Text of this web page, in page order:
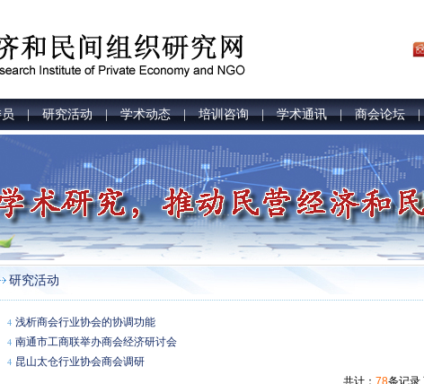
|研究活动|学术动态|培训咨询|学术通讯|商会论坛
研究活动
4 浅析商会行业协会的协调功能
4 南通市工商联举办商会经济研讨会
4 昆山太仓行业协会商会调研
共计： 78条记录